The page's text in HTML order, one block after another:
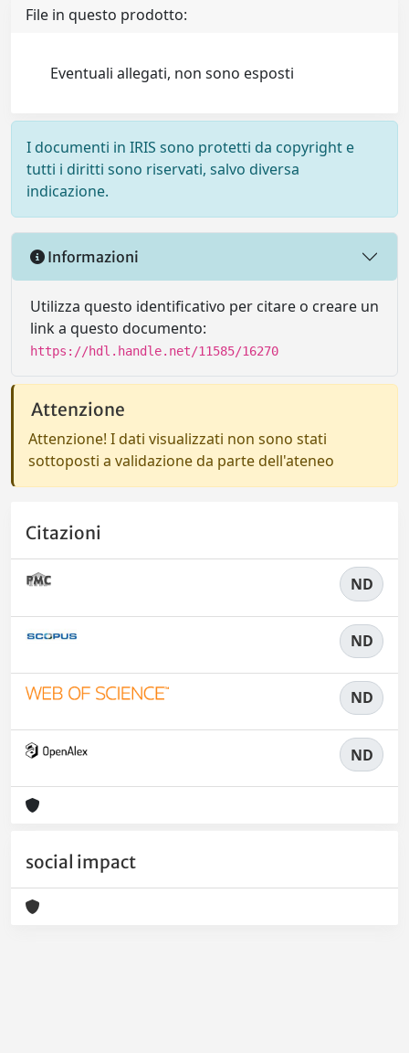
File in questo prodotto:
Eventuali allegati, non sono esposti
I documenti in IRIS sono protetti da copyright e
tutti i diritti sono riservati, salvo diversa
indicazione.
Informazioni
Utilizza questo identificativo per citare o creare un
link a questo documento:
https://hdl.handle.net/11585/16270
Attenzione
Attenzione! I dati visualizzati non sono stati
sottoposti a validazione da parte dell'ateneo
Citazioni
ND
ND
ND
ND
social impact